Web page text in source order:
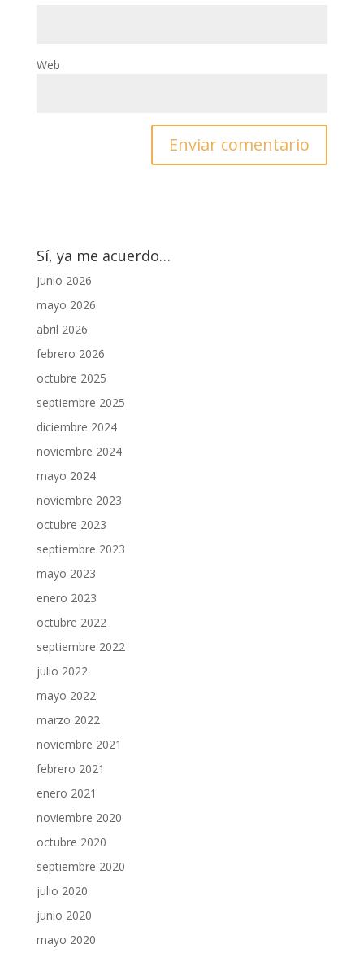
Web
Sí, ya me acuerdo…
junio 2026
mayo 2026
abril 2026
febrero 2026
octubre 2025
septiembre 2025
diciembre 2024
noviembre 2024
mayo 2024
noviembre 2023
octubre 2023
septiembre 2023
mayo 2023
enero 2023
octubre 2022
septiembre 2022
julio 2022
mayo 2022
marzo 2022
noviembre 2021
febrero 2021
enero 2021
noviembre 2020
octubre 2020
septiembre 2020
julio 2020
junio 2020
mayo 2020